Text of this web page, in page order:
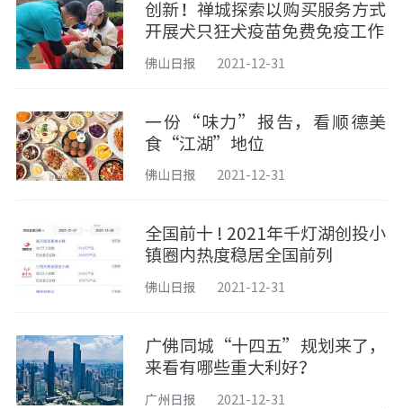
创新！禅城探索以购买服务方式
开展犬只狂犬疫苗免费免疫工作
佛山日报 2021-12-31
一份“味力”报告，看顺德美
食“江湖”地位
佛山日报 2021-12-31
全国前十 ! 2021年千灯湖创投小
镇圈内热度稳居全国前列
佛山日报 2021-12-31
广佛同城“十四五”规划来了，
来看有哪些重大利好？
广州日报 2021-12-31